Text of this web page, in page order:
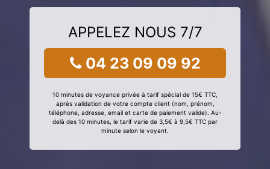
APPELEZ NOUS 7/7
04 23 09 09 92
10 minutes de voyance privée à tarif spécial de 15€ TTC,
après validation de votre compte client (nom, prénom,
téléphone, adresse, email et carte de paiement valide). Au-
delà des 10 minutes, le tarif varie de 3,5€ à 9,5€ TTC par
minute selon le voyant.